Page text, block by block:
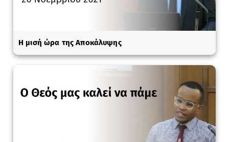
Η μισή ώρα της Αποκάλυψης